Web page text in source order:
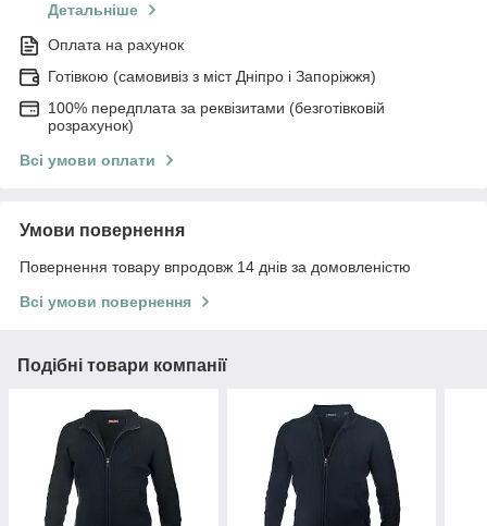
Детальніше
Оплата на рахунок
Готівкою (самовивіз з міст Дніпро і Запоріжжя)
100% передплата за реквізитами (безготівковій
розрахунок)
Всі умови оплати
Умови повернення
Повернення товару впродовж 14 днів за домовленістю
Всі умови повернення
Подібні товари компанії